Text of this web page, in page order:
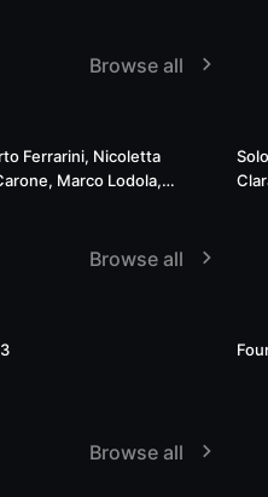
Browse all
05:15:32
Ferrarini, Nicoletta
Marco Lodola,
Browse all
Browse all